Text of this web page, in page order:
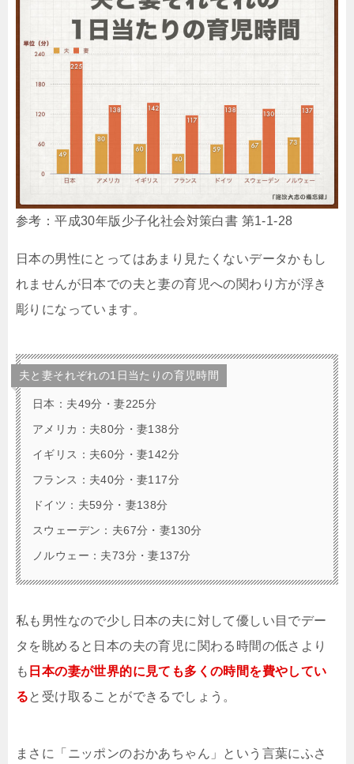
参考：平成30年版少子化社会対策白書 第1-1-28
日本の男性にとってはあまり見たくないデータかもし
れませんが日本での夫と妻の育児への関わり方が浮き
彫りになっています。
夫と妻それぞれの1日当たりの育児時間
日本：夫49分・妻225分
アメリカ：夫80分・妻138分
イギリス：夫60分・妻142分
フランス：夫40分・妻117分
ドイツ：夫59分・妻138分
スウェーデン：夫67分・妻130分
ノルウェー：夫73分・妻137分
私も男性なので少し日本の夫に対して優しい目でデー
タを眺めると日本の夫の育児に関わる時間の低さより
も 日本の妻が世界的に見ても多くの時間を費やしてい
ると受け取ることができるでしょう。
まさに「ニッポンのおかあちゃん」という言葉にふさ